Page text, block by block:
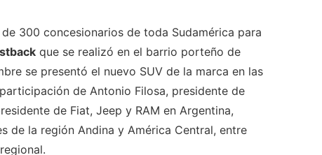
300 concesionarios de toda Sudamérica para
que se realizó en el barrio porteño de
se presentó el nuevo SUV de la marca en las
de Antonio Filosa, presidente de
de Fiat, Jeep y RAM en Argentina,
de la región Andina y América Central, entre